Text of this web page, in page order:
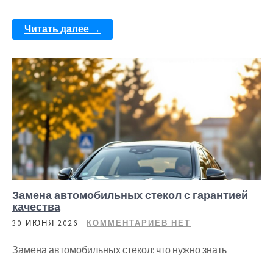
Читать далее →
Замена автомобильных стекол с гарантией
качества
30 ИЮНЯ 2026 КОММЕНТАРИЕВ НЕТ
Замена автомобильных стекол: что нужно знать